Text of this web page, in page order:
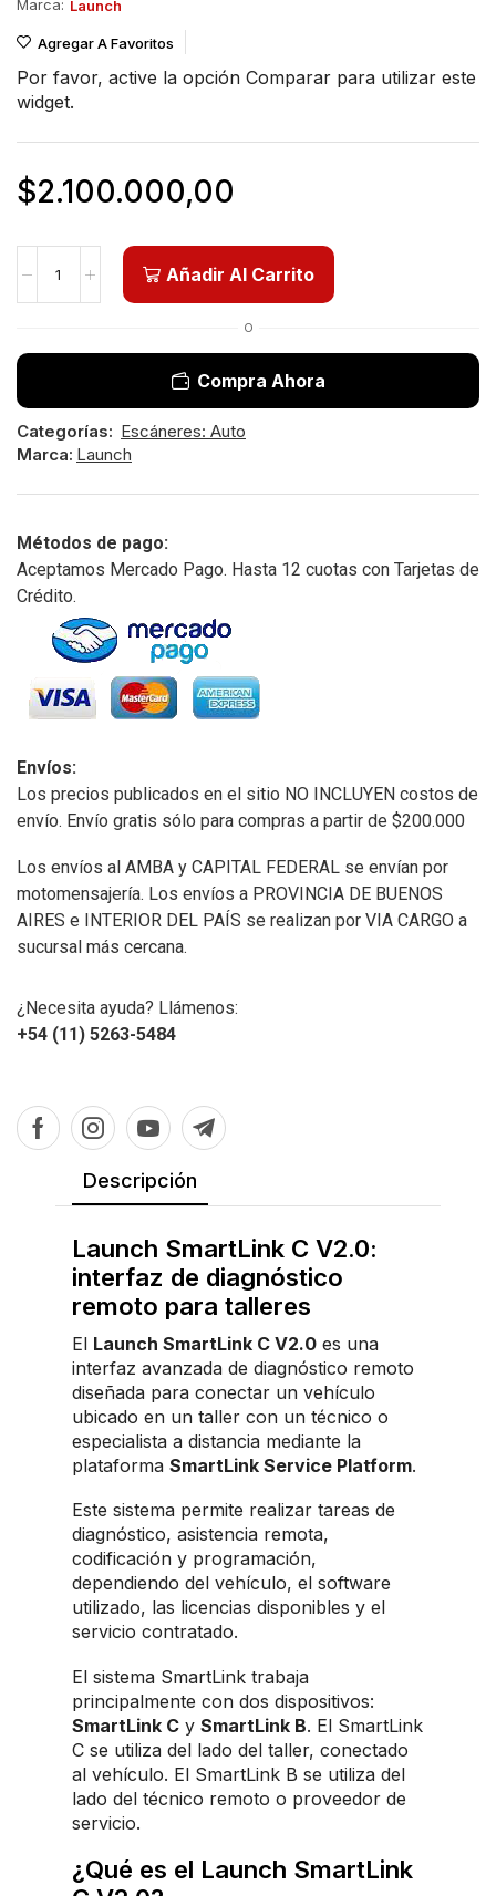
Marca: Launch
Agregar A Favoritos
Por favor, active la opción Comparar para utilizar este
widget.
$2.100.000,00
Añadir Al Carrito
O
Compra Ahora
Categorías: Escáneres: Auto
Marca: Launch
Métodos de pago:
Aceptamos Mercado Pago. Hasta 12 cuotas con Tarjetas de
Crédito.
Envíos:
Los precios publicados en el sitio NO INCLUYEN costos de
envío. Envío gratis sólo para compras a partir de $200.000
Los envíos al AMBA y CAPITAL FEDERAL se envían por
motomensajería. Los envíos a PROVINCIA DE BUENOS
AIRES e INTERIOR DEL PAÍS se realizan por VIA CARGO a
sucursal más cercana.
¿Necesita ayuda? Llámenos:
+54 (11) 5263-5484
Descripción
Launch SmartLink C V2.0:
interfaz de diagnóstico
remoto para talleres
El Launch SmartLink C V2.0 es una
interfaz avanzada de diagnóstico remoto
diseñada para conectar un vehículo
ubicado en un taller con un técnico o
especialista a distancia mediante la
plataforma SmartLink Service Platform.
Este sistema permite realizar tareas de
diagnóstico, asistencia remota,
codificación y programación,
dependiendo del vehículo, el software
utilizado, las licencias disponibles y el
servicio contratado.
El sistema SmartLink trabaja
principalmente con dos dispositivos:
SmartLink C y SmartLink B. El SmartLink
C se utiliza del lado del taller, conectado
al vehículo. El SmartLink B se utiliza del
lado del técnico remoto o proveedor de
servicio.
¿Qué es el Launch SmartLink